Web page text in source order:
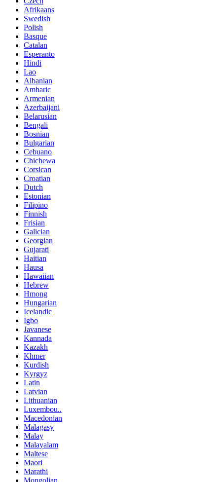
Afrikaans
Swedish
Polish
Basque
Catalan
Esperanto
Hindi
Lao
Albanian
Amharic
Armenian
Azerbaijani
Belarusian
Bengali
Bosnian
Bulgarian
Cebuano
Chichewa
Corsican
Croatian
Dutch
Estonian
Filipino
Finnish
Frisian
Galician
Georgian
Gujarati
Haitian
Hausa
Hawaiian
Hebrew
Hmong
Hungarian
Icelandic
Igbo
Javanese
Kannada
Kazakh
Khmer
Kurdish
Kyrgyz
Latin
Latvian
Lithuanian
Luxembou..
Macedonian
Malagasy
Malay
Malayalam
Maltese
Maori
Marathi
Mongolian